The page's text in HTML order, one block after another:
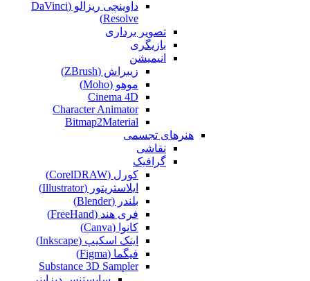
داوینچی ریزالو (DaVinci
Resolve)
تصویر برداری
بازیگری
انیمیشن
زیبراش (ZBrush)
موهو (Moho)
Cinema 4D
Character Animator
Bitmap2Material
هنرهای تجسمی
نقاشی‌
گرافیک
کورل (CorelDRAW)
ایلاستریتور (Illustrator)
بلندر (Blender)
فری هند (FreeHand)
کانوا (Canva)
اینک اسکیپ (Inkscape)
فیگما (Figma‎)
Substance 3D Sampler